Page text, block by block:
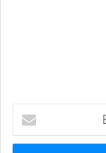
Posta
adresinizi